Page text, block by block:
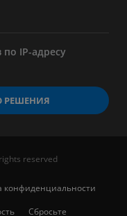
IP-адресу
РЕШЕНИЯ
reserved
конфиденциальности
Сбросьте